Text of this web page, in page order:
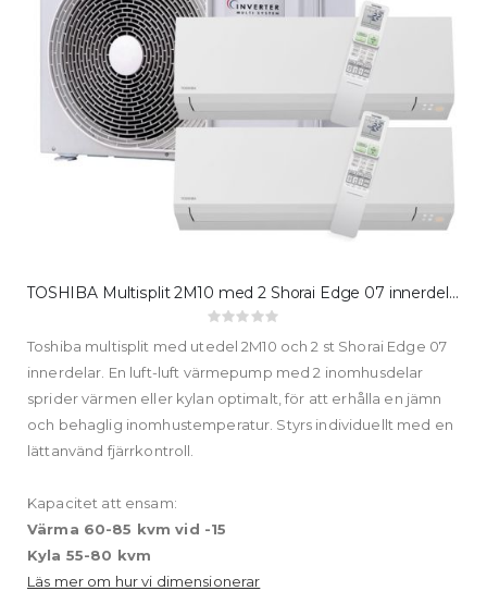
TOSHIBA Multisplit 2M10 med 2 Shorai Edge 07 innerdelar
Rating:
Toshiba multisplit med utedel 2M10 och 2 st Shorai Edge 07
innerdelar. En luft-luft värmepump med 2 inomhusdelar
sprider värmen eller kylan optimalt, för att erhålla en jämn
och behaglig inomhustemperatur. Styrs individuellt med en
lättanvänd fjärrkontroll.
Kapacitet att ensam:
Värma 60-85 kvm vid -15
Kyla 55-80 kvm
Läs mer om hur vi dimensionerar